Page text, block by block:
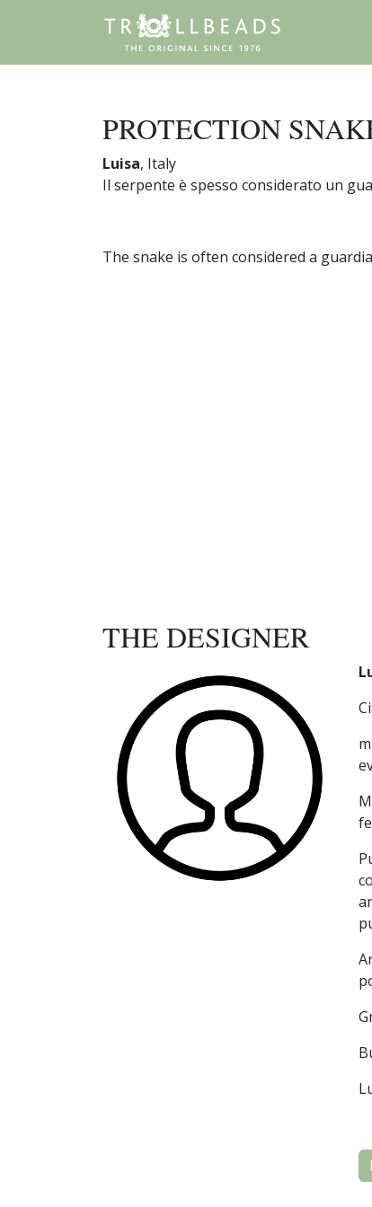
PROTECTION
Luisa, Italy
Il serpente è spesso considerato un
The snake is often considered a
THE DESIGNER